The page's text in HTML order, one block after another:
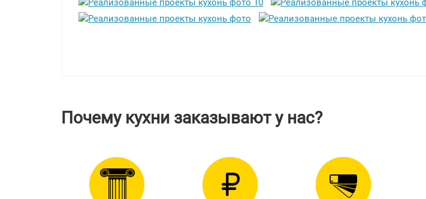
Почему кухни заказывают у нас?